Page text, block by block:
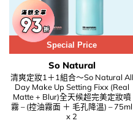
Special Price
So Natural
清爽定妝1＋1組合～So Natural All
Day Make Up Setting Fixx (Real
Matte + Blur)全天候超完美定妝噴
霧 – (控油霧面 ＋ 毛孔降溫) – 75ml
x 2